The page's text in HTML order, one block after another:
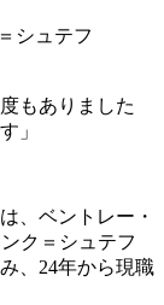
シュテフ
もありました
」
、ベントレー・
ク＝シュテフ
、24年から現職